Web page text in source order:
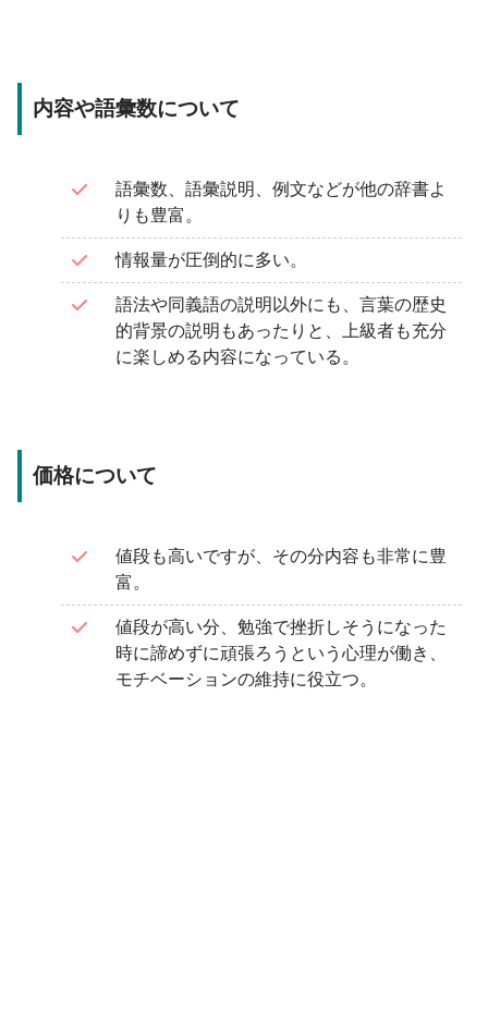
内容や語彙数について
語彙数、語彙説明、例文などが他の辞書よ
りも豊富。
情報量が圧倒的に多い。
語法や同義語の説明以外にも、言葉の歴史
的背景の説明もあったりと、上級者も充分
に楽しめる内容になっている。
価格について
値段も高いですが、その分内容も非常に豊
富。
値段が高い分、勉強で挫折しそうになった
時に諦めずに頑張ろうという心理が働き、
モチベーションの維持に役立つ。